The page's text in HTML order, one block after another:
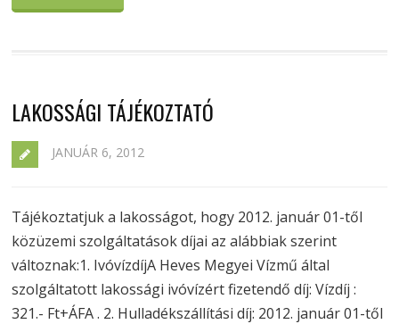
LAKOSSÁGI TÁJÉKOZTATÓ
JANUÁR 6, 2012
Tájékoztatjuk a lakosságot, hogy 2012. január 01-től
közüzemi szolgáltatások díjai az alábbiak szerint
változnak:1. IvóvízdíjA Heves Megyei Vízmű által
szolgáltatott lakossági ivóvízért fizetendő díj: Vízdíj :
321.- Ft+ÁFA . 2. Hulladékszállítási díj: 2012. január 01-től